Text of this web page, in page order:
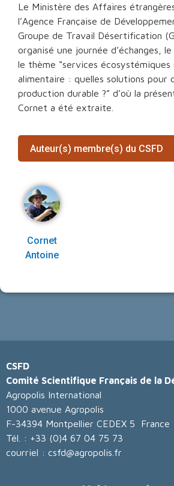
Le Ministère des Affaires
l’Agence Française de
Groupe de Travail Désertification
organisé une journée d’échanges,
le thème “services
alimentaire : quelles solutions pour
production durable ?” d’où la
Cornet a été extraite.
Auteur(s) membre(s) du CSFD
Cornet
Antoine
CSFD
Comité Scientifique Français de la
Agropolis International
1000 avenue Agropolis
F-34394 Montpellier CEDEX 5 France
Tél. : +33 (0)4 67 04 75 73
courriel : csfd@agropolis.fr